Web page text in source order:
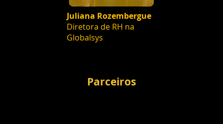
Juliana Rozembergue
Diretora de RH na
Globalsys
Parceiros